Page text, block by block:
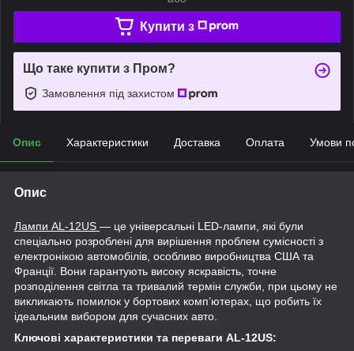
Купити з
Що таке купити з Пром?
Замовлення під захистом
Опис Характеристики Доставка Оплата Умови
Опис
Лампи AL-12US — це універсальні LED-лампи, які були
спеціально розроблені для вирішення проблем сумісності з
електронікою автомобілів, особливо виробництва США та
Франції. Вони гарантують високу яскравість, точне
розподілення світла та тривалий термін служби, при цьому не
викликають помилок у бортових комп’ютерах, що робить їх
ідеальним вибором для сучасних авто.
Ключові характеристики та переваги AL-12US: